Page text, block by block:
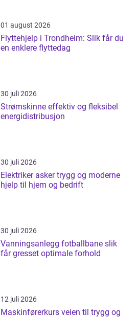
01 august 2026
Flyttehjelp i Trondheim: Slik får du
en enklere flyttedag
30 juli 2026
Strømskinne effektiv og fleksibel
energidistribusjon
30 juli 2026
Elektriker asker trygg og moderne
hjelp til hjem og bedrift
30 juli 2026
Vanningsanlegg fotballbane slik
får gresset optimale forhold
12 juli 2026
Maskinførerkurs veien til trygg og